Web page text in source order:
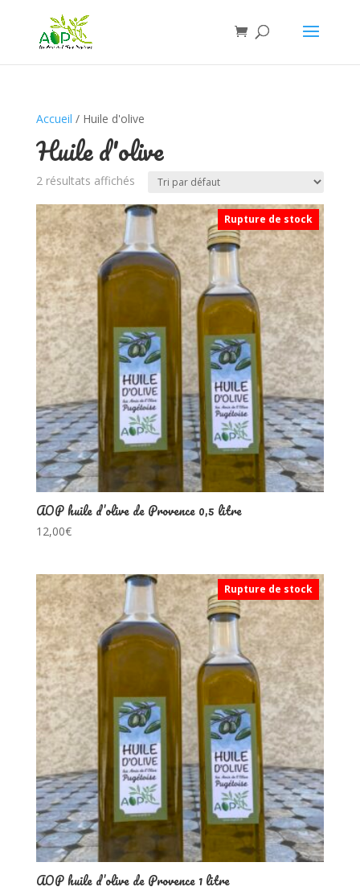
Accueil / Huile d'olive
Huile d'olive
2 résultats affichés
Rupture de stock
AOP huile d’olive de Provence 0,5 litre
12,00€
Rupture de stock
AOP huile d’olive de Provence 1 litre